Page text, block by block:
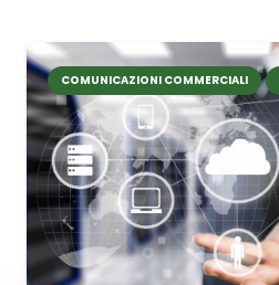
COMUNICAZIONI COMMERCIALI